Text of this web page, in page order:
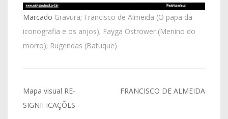
Marcado Gravura; Francisco de Almeida (O papa da
iconografia e os anjos); Fayga Ostrower (Menino do
morro); Rugendas (Batuque)
Navegação
de
Mapa visual RE-
SIGNIFICAÇÕES
FRANCISCO DE ALMEIDA